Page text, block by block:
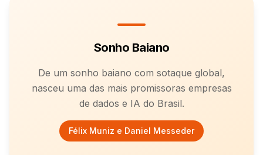
Sonho Baiano
De um sonho baiano com sotaque global,
nasceu uma das mais promissoras empresas
de dados e IA do Brasil.
Félix Muniz e Daniel Messeder